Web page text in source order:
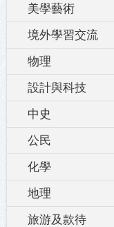
美學藝術
境外學習交流
物理
設計與科技
中史
公民
化學
地理
旅游及款待